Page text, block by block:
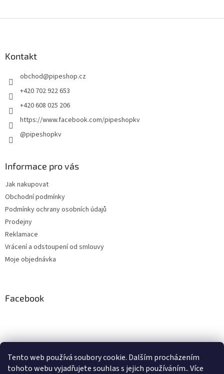
Tento web používá soubory cookie. Dalším procházením
tohoto webu vyjadřujete souhlas s jejich používáním.. Více
Kontakt
obchod@pipeshop.cz
+420 702 922 653
+420 608 025 206
https://www.facebook.com/pipeshopkv
@pipeshopkv
Informace pro vás
Jak nakupovat
Obchodní podmínky
Podmínky ochrany osobních údajů
Prodejny
Reklamace
Vrácení a odstoupení od smlouvy
Moje objednávka
Facebook
Instagram